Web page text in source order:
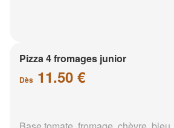
Pizza 4 fromages junior
Dès 11.50 €